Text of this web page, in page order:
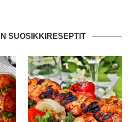
SUOSIKKIRESEPTIT